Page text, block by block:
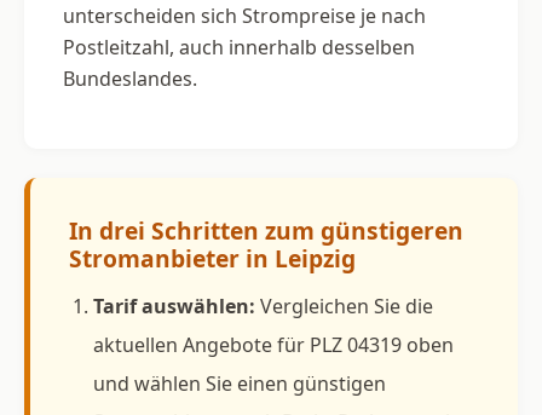
unterscheiden sich Strompreise je nach
Postleitzahl, auch innerhalb desselben
Bundeslandes.
In drei Schritten zum günstigeren
Stromanbieter in Leipzig
Tarif auswählen: Vergleichen Sie die
aktuellen Angebote für PLZ 04319 oben
und wählen Sie einen günstigen